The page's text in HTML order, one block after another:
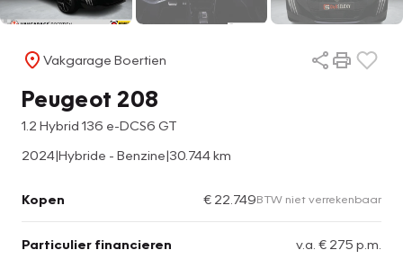
Vakgarage Boertien
Peugeot 208
1.2 Hybrid 136 e-DCS6 GT
2024|Hybride - Benzine|30.744 km
Kopen € 22.749BTW niet verrekenbaar
Particulier financieren v.a. € 275 p.m.